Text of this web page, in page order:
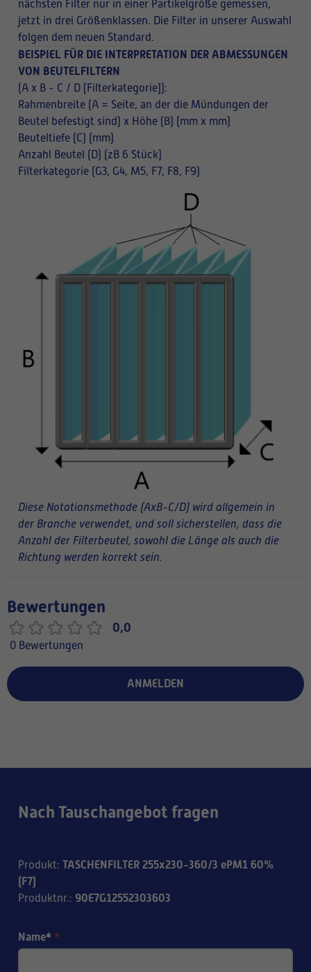
nächsten Filter nur in einer Partikelgröße gemessen,
jetzt in drei Größenklassen. Die Filter in unserer Auswahl
folgen dem neuen Standard.
BEISPIEL FÜR DIE INTERPRETATION DER ABMESSUNGEN
VON BEUTELFILTERN
(A x B - C / D [Filterkategorie]):
Rahmenbreite (A = Seite, an der die Mündungen der
Beutel befestigt sind) x Höhe (B) (mm x mm)
Beuteltiefe (C) (mm)
Anzahl Beutel (D) (zB 6 Stück)
Filterkategorie (G3, G4, M5, F7, F8, F9)
Diese Notationsmethode (AxB-C/D) wird allgemein in
der Branche verwendet, und soll sicherstellen, dass die
Anzahl der Filterbeutel, sowohl die Länge als auch die
Richtung werden korrekt sein.
Bewertungen
0,0
0 Bewertungen
ANMELDEN
Nach Tauschangebot fragen
Produkt: TASCHENFILTER 255x230-360/3 ePM1 60%
(F7)
Produktnr.: 90E7G12552303603
Name* *